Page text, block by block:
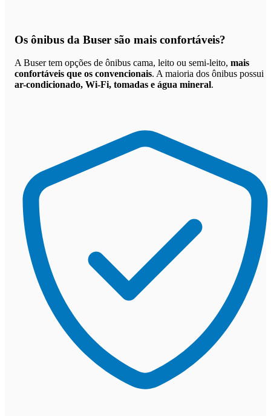
Os ônibus da Buser são mais confortáveis?
A Buser tem opções de ônibus cama, leito ou semi-leito, mais
confortáveis que os convencionais. A maioria dos ônibus possui
ar-condicionado, Wi-Fi, tomadas e água mineral.